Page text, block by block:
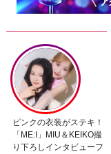
ピンクの衣装がステキ！
「ME:I」MIU＆KEIKO撮
り下ろしインタビューフ